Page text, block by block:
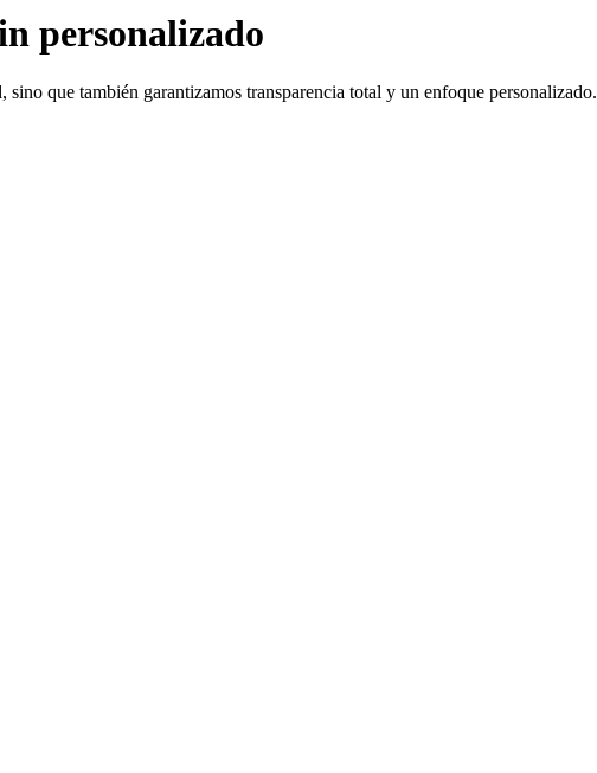
personalizado
que también garantizamos transparencia total y un enfoque personalizado.